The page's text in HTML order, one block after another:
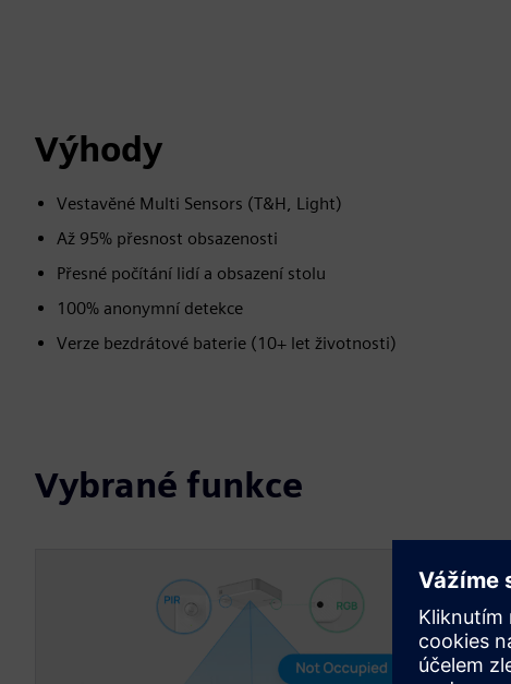
Výhody
Vestavěné Multi Sensors (T&H, Light)
Až 95% přesnost obsazenosti
Přesné počítání lidí a obsazení stolu
100% anonymní detekce
Verze bezdrátové baterie (10+ let životnosti)
Vybrané funkce